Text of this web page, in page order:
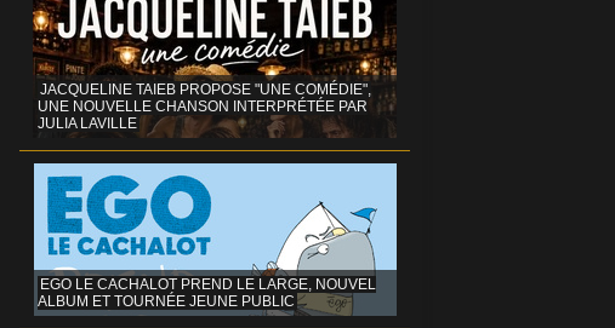
JACQUELINE TAIEB PROPOSE "UNE COMÉDIE",
UNE NOUVELLE CHANSON INTERPRÉTÉE PAR
JULIA LAVILLE
EGO LE CACHALOT PREND LE LARGE, NOUVEL
ALBUM ET TOURNÉE JEUNE PUBLIC